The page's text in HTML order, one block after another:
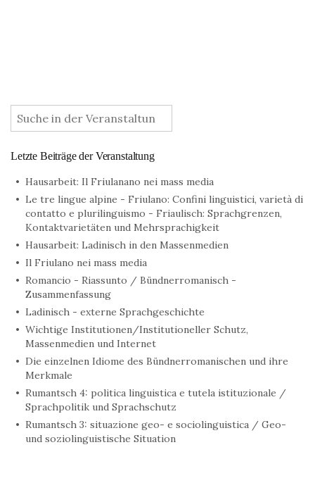
:
Letzte Beiträge der Veranstaltung
Hausarbeit: Il Friulanano nei mass media
Le tre lingue alpine - Friulano: Confini linguistici, varietà di
contatto e plurilinguismo - Friaulisch: Sprachgrenzen,
Kontaktvarietäten und Mehrsprachigkeit
Hausarbeit: Ladinisch in den Massenmedien
Il Friulano nei mass media
Romancio - Riassunto / Bündnerromanisch -
Zusammenfassung
Ladinisch - externe Sprachgeschichte
Wichtige Institutionen/Institutioneller Schutz,
Massenmedien und Internet
Die einzelnen Idiome des Bündnerromanischen und ihre
Merkmale
Rumantsch 4: politica linguistica e tutela istituzionale /
Sprachpolitik und Sprachschutz
Rumantsch 3: situazione geo- e sociolinguistica / Geo-
und soziolinguistische Situation